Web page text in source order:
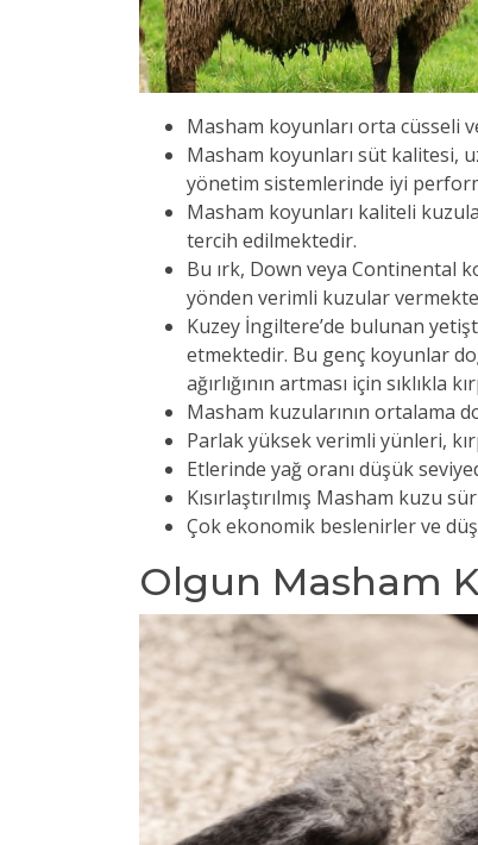
Masham koyunları orta cüsseli
Masham koyunları süt kalitesi,
yönetim sistemlerinde iyi
Masham koyunları kaliteli
tercih edilmektedir.
Bu ırk, Down veya Continental
yönden verimli kuzular
Kuzey İngiltere’de bulunan
etmektedir. Bu genç koyunlar
ağırlığının artması için sıklıkla
Masham kuzularının ortalama
Parlak yüksek verimli yünleri,
Etlerinde yağ oranı düşük
Kısırlaştırılmış Masham kuzu
Çok ekonomik beslenirler ve
Olgun Masham